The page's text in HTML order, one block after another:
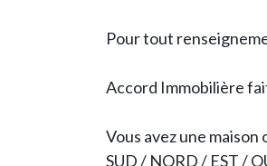
Pour tout
Accord Immobilière
Vous avez une maison
SUD / NORD / EST /